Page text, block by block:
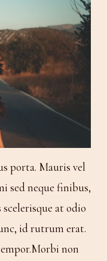
porta. Mauris vel
sed neque finibus,
at odio
id rutrum erat.
non